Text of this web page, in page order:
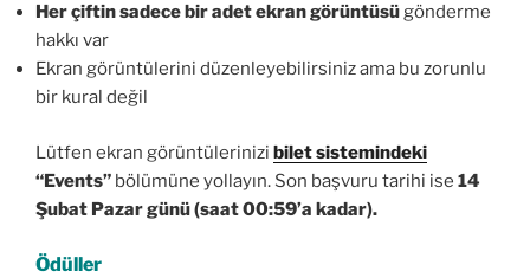
Her çiftin sadece bir adet ekran görüntüsügönderme
hakkı var
Ekran görüntülerini düzenleyebilirsiniz ama bu zorunlu
bir kural değil
Lütfen ekran görüntülerinizi bilet sistemindeki
“Events” bölümüne yollayın. Son başvuru tarihi ise 14
Şubat Pazar günü (saat 00:59’a kadar).
Ödüller